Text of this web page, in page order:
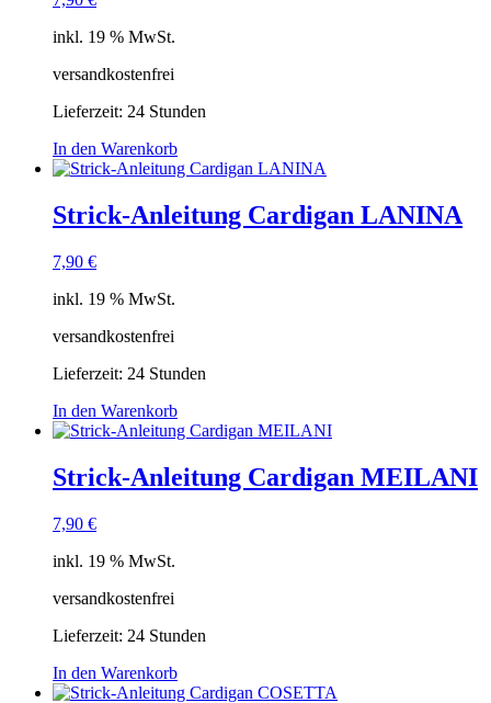
inkl. 19 % MwSt.
versandkostenfrei
Lieferzeit: 24 Stunden
In den Warenkorb
Strick-Anleitung Cardigan LANINA
7,90 €
inkl. 19 % MwSt.
versandkostenfrei
Lieferzeit: 24 Stunden
In den Warenkorb
Strick-Anleitung Cardigan MEILANI
7,90 €
inkl. 19 % MwSt.
versandkostenfrei
Lieferzeit: 24 Stunden
In den Warenkorb